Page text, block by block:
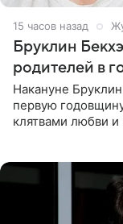
15 часов назад
Бруклин
родителей в
Накануне
первую
клятвами любви и